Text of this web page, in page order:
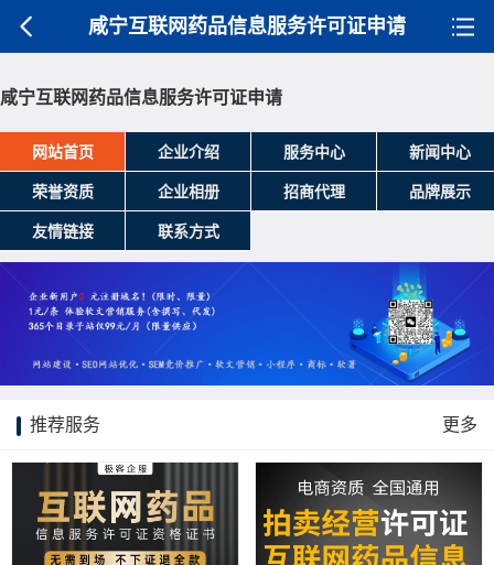
咸宁互联网药品信息服务许可证申请
咸宁互联网药品信息服务许可证申请
网站首页 企业介绍 服务中心 新闻中心
荣誉资质 企业相册 招商代理 品牌展示
友情链接 联系方式
推荐服务 更多